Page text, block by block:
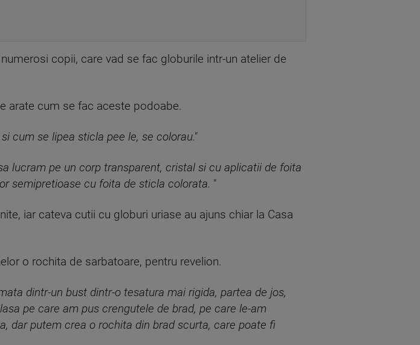
copii, care vad se fac globurile intr-un atelier de
arate cum se fac aceste podoabe.
cum se lipea sticla pee le, se colorau."
lucram pe un corp transparent, cristal si cu aplicatii de foita
semipretioase cu foita de sticla colorata. "
iar cateva cutii cu globuri uriase au ajuns chiar la Casa
o rochita de sarbatoare, pentru revelion.
dintr-un bust dintr-o tesatura mai rigida, partea de jos,
pe care am pus crengutele de brad, pe care le-am
dar putem crea o rochita din brad scurta, care poate fi